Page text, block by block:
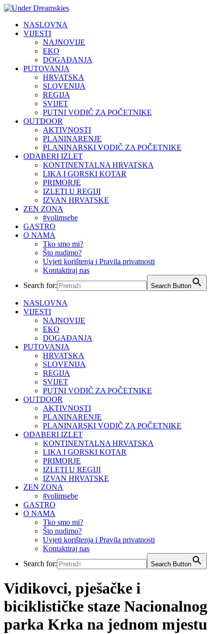
NASLOVNA
VIJESTI
NAJNOVIJE
EKO
DOGAĐANJA
PUTOVANJA
HRVATSKA
SLOVENIJA
REGIJA
SVIJET
PUTNI VODIČ ZA POČETNIKE
OUTDOOR
AKTIVNOSTI
PLANINARENJE
PLANINARSKI VODIČ ZA POČETNIKE
ODABERI IZLET
KONTINENTALNA HRVATSKA
LIKA I GORSKI KOTAR
PRIMORJE
IZLETI U REGIJI
IZVAN HRVATSKE
ZEN ZONA
#volimsebe
GASTRO
O NAMA
Tko smo mi?
Što nudimo?
Uvjeti korištenja i Pravila privatnosti
Kontaktiraj nas
Search for:
Search Button
NASLOVNA
VIJESTI
NAJNOVIJE
EKO
DOGAĐANJA
PUTOVANJA
HRVATSKA
SLOVENIJA
REGIJA
SVIJET
PUTNI VODIČ ZA POČETNIKE
OUTDOOR
AKTIVNOSTI
PLANINARENJE
PLANINARSKI VODIČ ZA POČETNIKE
ODABERI IZLET
KONTINENTALNA HRVATSKA
LIKA I GORSKI KOTAR
PRIMORJE
IZLETI U REGIJI
IZVAN HRVATSKE
ZEN ZONA
#volimsebe
GASTRO
O NAMA
Tko smo mi?
Što nudimo?
Uvjeti korištenja i Pravila privatnosti
Kontaktiraj nas
Search for:
Search Button
Vidikovci, pješačke i
biciklističke staze Nacionalnog
parka Krka na jednom mjestu